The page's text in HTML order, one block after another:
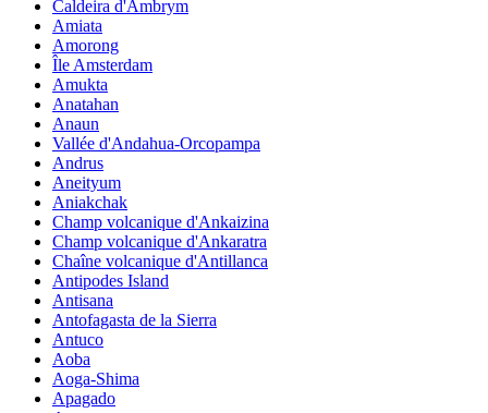
Caldeira d'Ambrym
Amiata
Amorong
Île Amsterdam
Amukta
Anatahan
Anaun
Vallée d'Andahua-Orcopampa
Andrus
Aneityum
Aniakchak
Champ volcanique d'Ankaizina
Champ volcanique d'Ankaratra
Chaîne volcanique d'Antillanca
Antipodes Island
Antisana
Antofagasta de la Sierra
Antuco
Aoba
Aoga-Shima
Apagado